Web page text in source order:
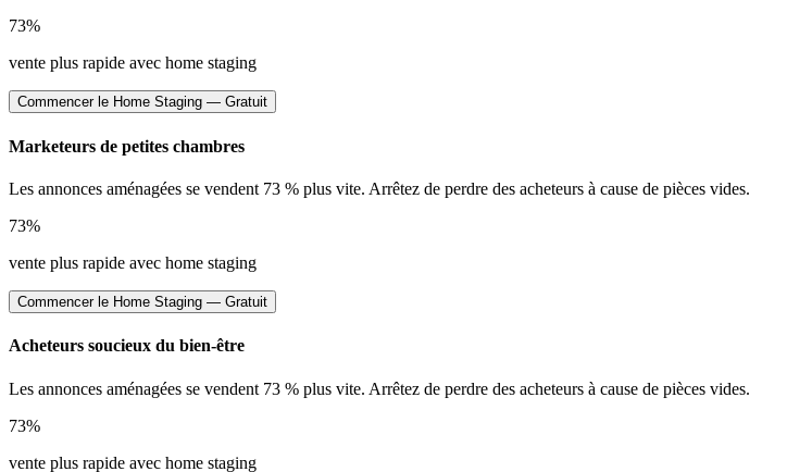
73%
vente plus rapide avec home staging
Commencer le Home Staging — Gratuit
Marketeurs de petites chambres
Les annonces aménagées se vendent 73 % plus vite. Arrêtez de perdre des acheteurs à cause de pièces vides.
73%
vente plus rapide avec home staging
Commencer le Home Staging — Gratuit
Acheteurs soucieux du bien-être
Les annonces aménagées se vendent 73 % plus vite. Arrêtez de perdre des acheteurs à cause de pièces vides.
73%
vente plus rapide avec home staging